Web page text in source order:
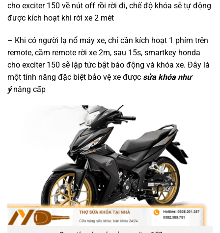
cho exciter 150 về nút off rồi rời đi, chế độ khóa sẽ tự động
được kích hoạt khi rời xe 2 mét
– Khi có người lạ nổ máy xe, chỉ cần kích hoạt 1 phím trên
remote, cầm remote rời xe 2m, sau 15s, smartkey honda
cho exciter 150 sẽ lập tức bật báo động và khóa xe. Đây là
một tính năng đặc biệt bảo vệ xe được sửa khóa như
ýnâng cấp